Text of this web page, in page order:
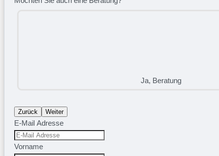
Ja, Beratung
Zurück Weiter
E-Mail Adresse
Vorname